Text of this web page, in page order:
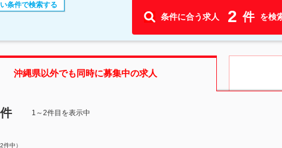
条件で検索する
条件に合う求人 2 件 を検
沖縄県以外でも同時に募集中の求人
件 1～2件目を表示中
2件中）